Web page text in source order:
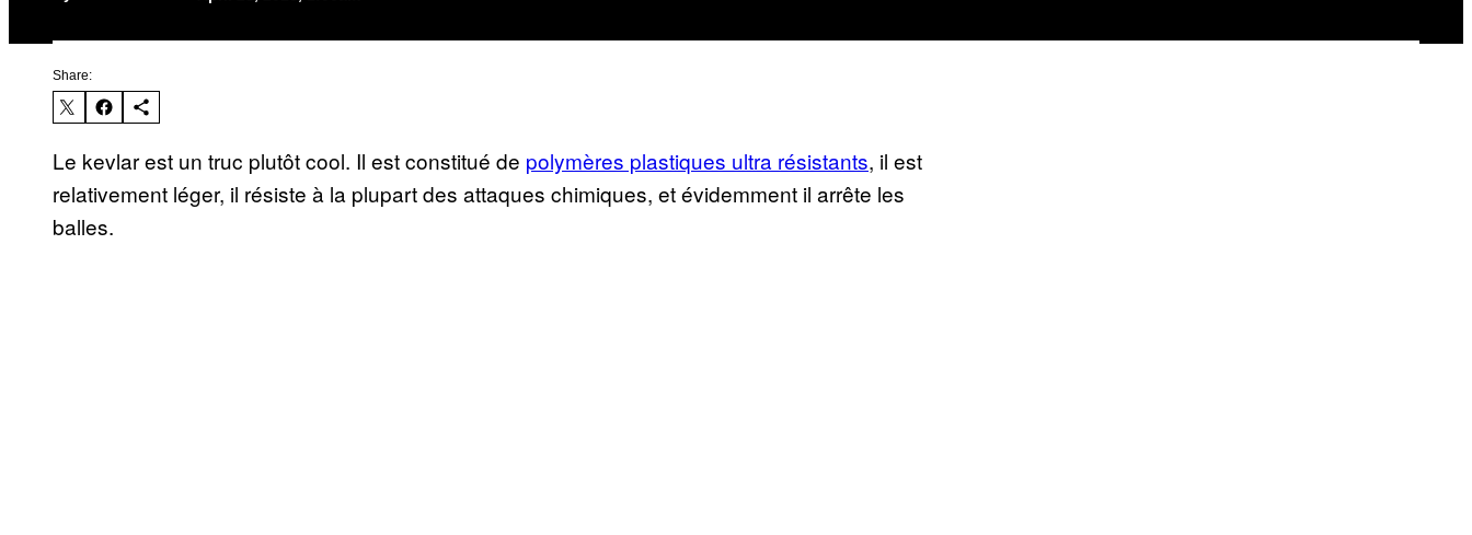
Share:
Le kevlar est un truc plutôt cool. Il est constitué de polymères plastiques ultra résistants, il est
relativement léger, il résiste à la plupart des attaques chimiques, et évidemment il arrête les
balles.